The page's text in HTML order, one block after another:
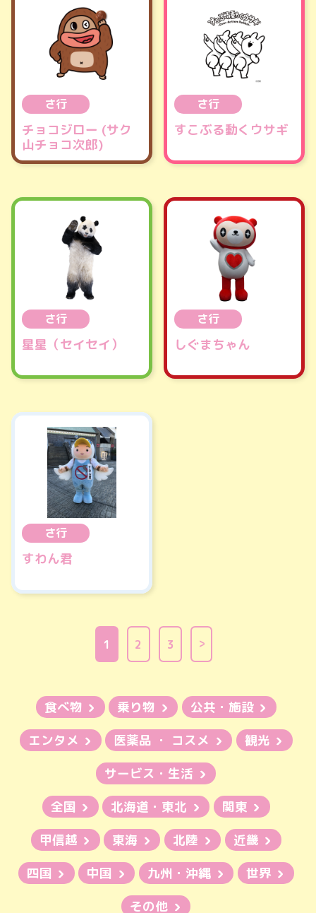
さ行
チョコジロー (サク
山チョコ次郎)
さ行
すこぶる動くウサギ
さ行
星星（セイセイ）
さ行
しぐまちゃん
さ行
すわん君
1 2 3
食べ物 乗り物
公共・施設
エンタメ
医薬品 ・ コスメ
観光
サービス・生活
全国
北海道・東北
関東
甲信越
東海 北陸
近畿
四国
中国 九州・沖縄
世界
その他